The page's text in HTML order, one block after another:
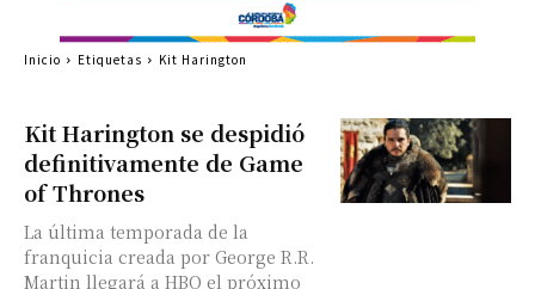
Kit Harington se despidió
definitivamente de Game
of Thrones
La última temporada de la
franquicia creada por George R.R.
Martin llegará a HBO el próximo
Inicio Etiquetas Kit Harington